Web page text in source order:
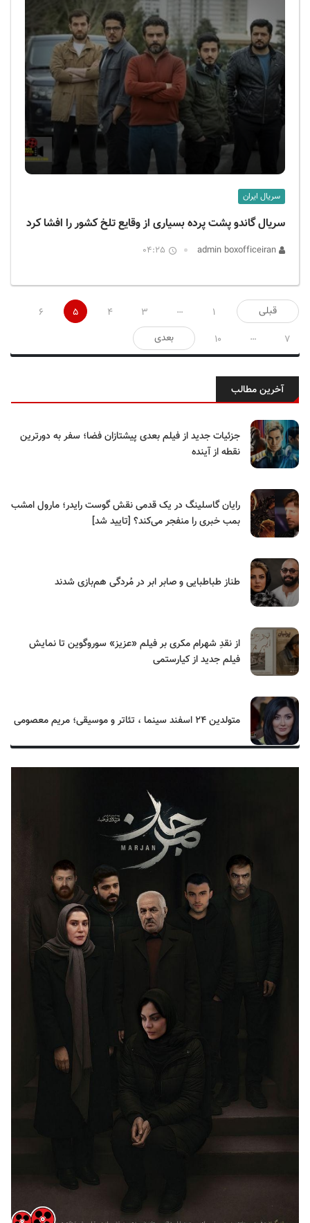
سریال ایران
سریال گاندو پشت پرده بسیاری از وقایع تلخ کشور را افشا کرد
04:25
صفحه‌بندی
نوشته‌ها
قبلی 1
…
3
4
5
6
7
…
10 بعدی
آخرین مطالب
جزئیات جدید از فیلم بعدی پیشتازان فضا؛ سفر به دورترین
نقطه از آینده
رایان گاسلینگ در یک قدمی نقش گوست رایدر؛ مارول امشب
بمب خبری را منفجر می‌کند؟ [تایید شد]
طناز طباطبایی و صابر ابر در مُردگی هم‌بازی شدند
از نقدِ شهرام مکری بر فیلم «عزیز» سوروگوین تا نمایش
فیلم جدید از کیارستمی
متولدین ۲۴ اسفند سینما ، تئاتر و موسیقی؛ مریم معصومی